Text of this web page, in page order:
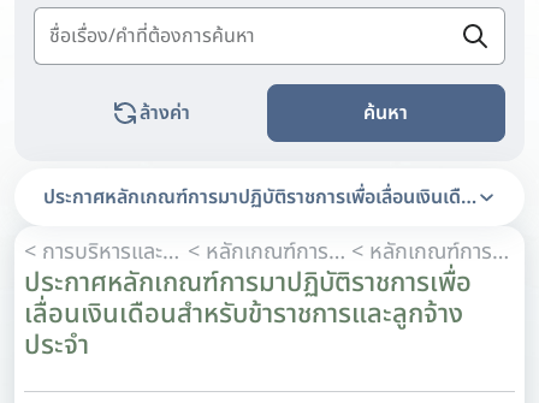
ล้างค่า ค้นหา
ประกาศหลักเกณฑ์การมาปฏิบัติราชการเพื่อเลื่อนเงินเดือนสำหรั
< การบริหารและการพัฒนาทรัพยากรบุคคล < หลักเกณฑ์การบริหารทรัพยากรบุคคล < หลักเกณฑ์การประเมินผลการปฏิบัติราชการ
ประกาศหลักเกณฑ์การมาปฏิบัติราชการเพื่อ
เลื่อนเงินเดือนสำหรับข้าราชการและลูกจ้าง
ประจำ